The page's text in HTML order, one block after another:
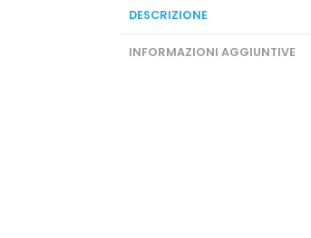
DESCRIZIONE
INFORMAZIONI AGGIUNTIVE